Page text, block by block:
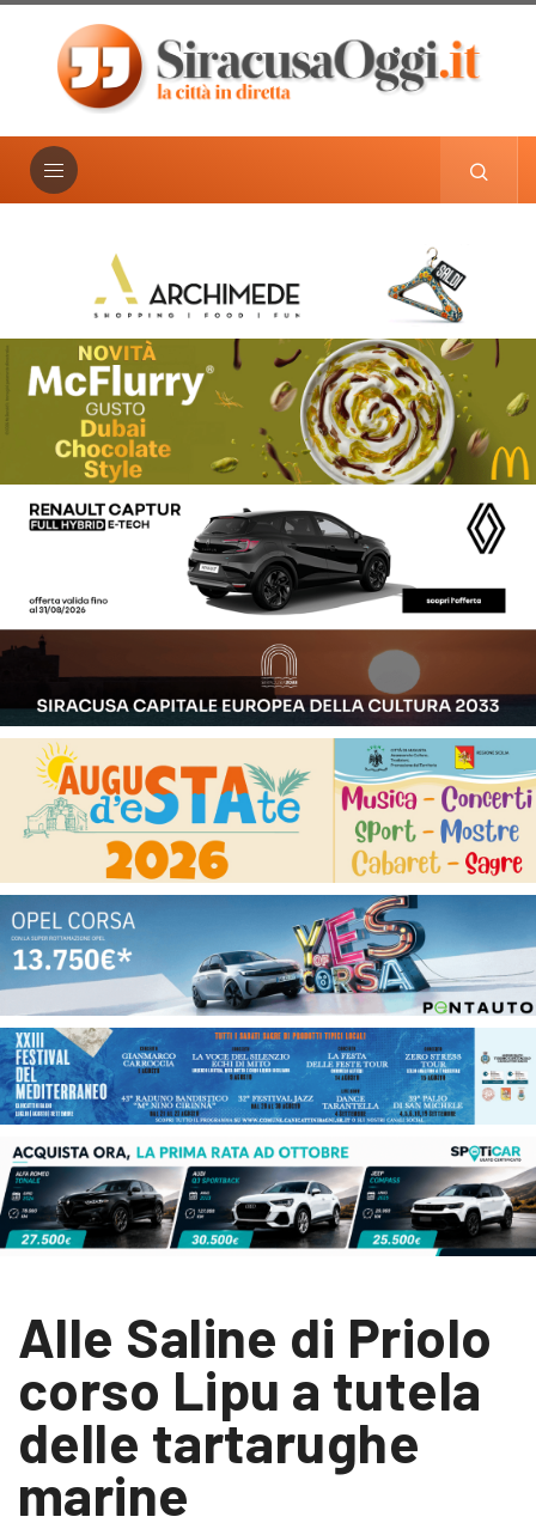
Alle Saline di Priolo
corso Lipu a tutela
delle tartarughe
marine